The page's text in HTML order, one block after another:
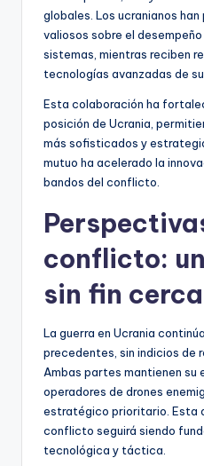
globales. Los ucranianos
valiosos sobre el
sistemas, mientras reciben
tecnologías avanzadas de
Esta colaboración ha
posición de Ucrania,
más sofisticados y
mutuo ha acelerado la
bandos del conflicto.
conflicto:
sin fin
La guerra en Ucrania
precedentes, sin indicios de
Ambas partes mantienen su
operadores de drones
estratégico prioritario. Esta
conflicto seguirá siendo
tecnológica y táctica.